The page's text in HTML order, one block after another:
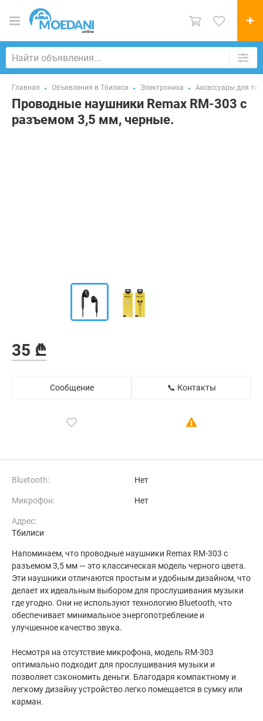
Главная Объявления в Тбилиси Электроника Аксессуары для
Проводные наушники Remax RM-303 с
разъемом 3,5 мм, черные.
35 ₾
Сообщение 📞 Контакты
Bluetooth: Нет
Микрофон: Нет
Адрес:
Тбилиси
Напоминаем, что проводные наушники Remax RM-303 с
разъемом 3,5 мм — это классическая модель черного цвета.
Эти наушники отличаются простым и удобным дизайном, что
делает их идеальным выбором для прослушивания музыки
где угодно. Они не используют технологию Bluetooth, что
обеспечивает минимальное энергопотребление и
улучшенное качество звука.
Несмотря на отсутствие микрофона, модель RM-303
оптимально подходит для прослушивания музыки и
позволяет сэкономить деньги. Благодаря компактному и
легкому дизайну устройство легко помещается в сумку или
карман.